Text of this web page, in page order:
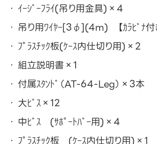
ｲｰｼﾞｰﾌﾗｲ(吊り用金具)×4
吊り用ﾜｲﾔｰ[3φ](4m) 【ｶﾗﾋﾞﾅ
ﾌﾟﾗｽﾁｯｸ板(ｹｰｽ内仕切り用)×2
組立説明書×1
付属ｽﾀﾝﾄﾞ（AT-64-Leg）×3本
大ﾋﾞｽ×12
中ﾋﾞｽ (ｻﾎﾟｰﾄﾊﾞｰ用)×4
ﾌﾟﾗｽﾁｯｸ板 (ｹｰｽ内仕切り用)×1